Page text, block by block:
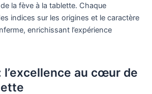
la fève à la tablette. Chaque
indices sur les origines et le caractère
enrichissant l’expérience
l’excellence au cœur de